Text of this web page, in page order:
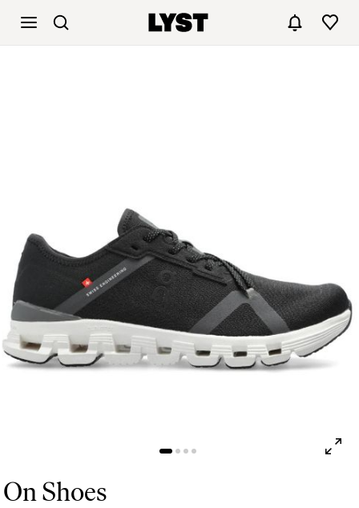
On Shoes